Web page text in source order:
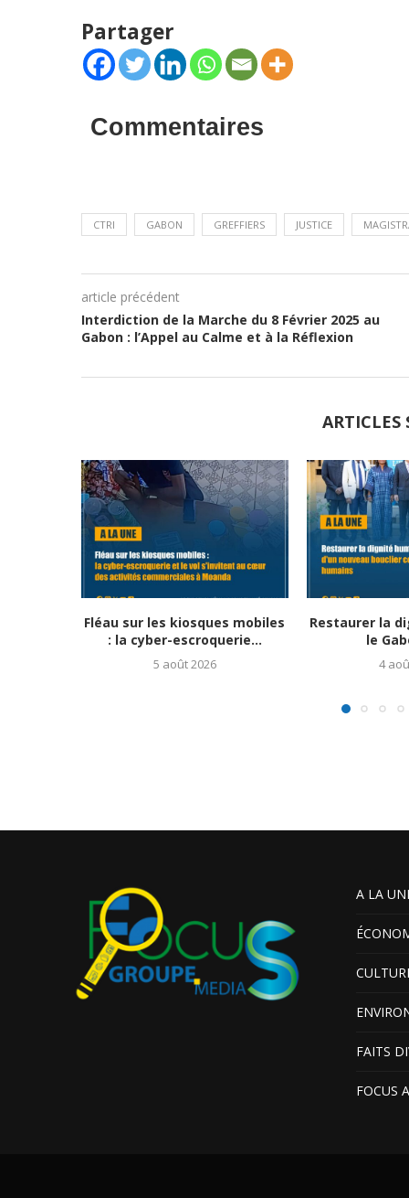
Partager
Commentaires
CTRI GABON GREFFIERS JUSTICE
article précédent
Interdiction de la Marche du 8 Février 2025 au
Gabon : l’Appel au Calme et à la Réflexion
ARTICLES
Fléau sur les kiosques mobiles
: la cyber-escroquerie...
5 août 2026
Restaurer la
le
4
A LA
FAITS
FOCUS